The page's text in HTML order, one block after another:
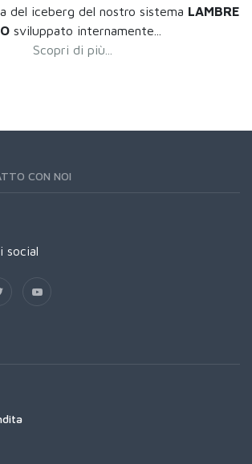
del iceberg del nostro sistema LAMBRE
sviluppato internamente...
Scopri di più...
CON NOI
social